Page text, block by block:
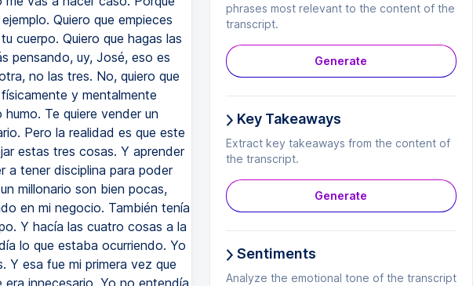
phrases most relevant to the content of the
transcript.
Generate
Key Takeaways
Extract key takeaways from the content of
the transcript.
Generate
Sentiments
Analyze the emotional tone of the transcript